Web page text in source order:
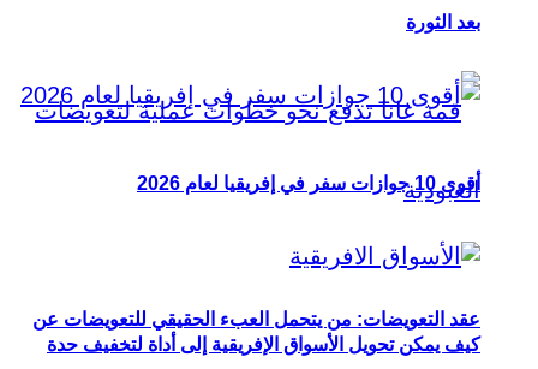
عقد التعويضات: من يتحمل العبء الحقيقي للتعويضات عن
بعد الثورة
أقوى 10 جوازات سفر في إفريقيا لعام 2026
كيف يمكن تحويل الأسواق الإفريقية إلى أداة لتخفيف حدة